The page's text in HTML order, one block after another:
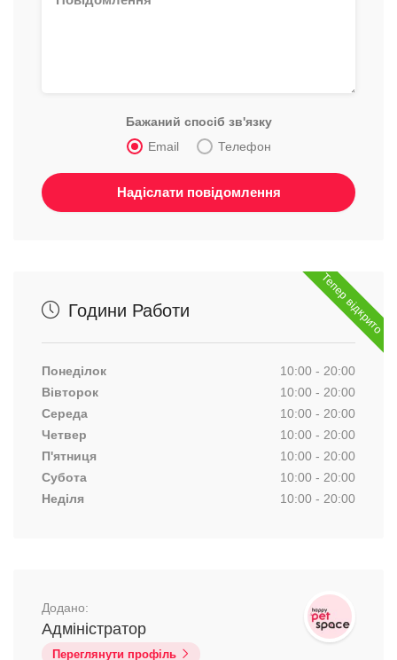
Бажаний спосіб зв'язку
Email
Телефон
Тепер відкрито
Години Работи
Понеділок
10:00 - 20:00
Вівторок
10:00 - 20:00
Середа
10:00 - 20:00
Четвер
10:00 - 20:00
П'ятниця
10:00 - 20:00
Субота
10:00 - 20:00
Неділя
10:00 - 20:00
Додано:
Адміністратор
Переглянути профіль